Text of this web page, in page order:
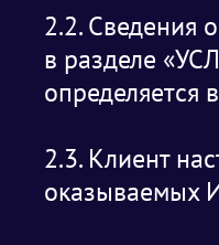
2.2. Сведения
в разделе
определяется
2.3. Клиент
оказываемых